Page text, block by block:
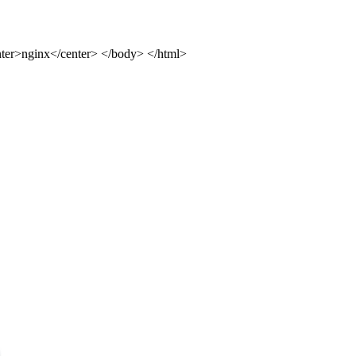
center> </body> </html>